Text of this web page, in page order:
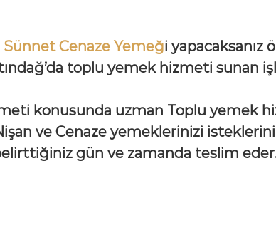
Cenaze Yemeği yapacaksanız
toplu yemek hizmeti sunan
konusunda uzman Toplu yemek
ve Cenaze yemeklerinizi
gün ve zamanda teslim